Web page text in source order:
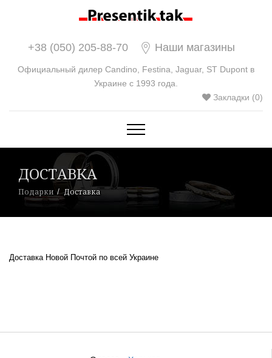
+38 (050) 205-88-70 Наши магазины
Официальный дилер Candino, Festina, Jaguar, ST Dupont в
Украине с 1993 года.
Закладки (0)
ДОСТАВКА
Подарки Доставка
Доставка Новой Почтой по всей Украине